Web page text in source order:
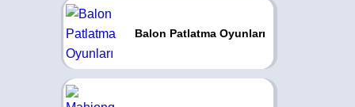
Balon Patlatma Oyunları